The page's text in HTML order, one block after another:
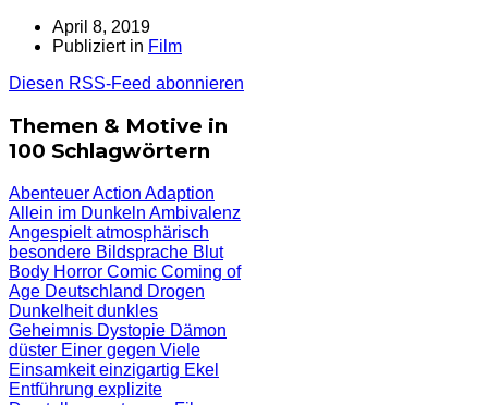
April 8, 2019
Publiziert in Film
Diesen RSS-Feed abonnieren
Themen & Motive in
100 Schlagwörtern
AbenteuerAction Adaption
Allein im Dunkeln Ambivalenz
Angespieltatmosphärisch
besondere Bildsprache Blut
Body Horror Comic Coming of
Age Deutschland Drogen
Dunkelheitdunkles
Geheimnis Dystopie Dämon
düster Einer gegen Viele
Einsamkeiteinzigartig Ekel
Entführung explizite